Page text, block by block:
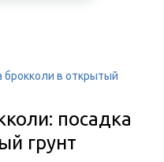
брокколи в открытый
посадка
грунт